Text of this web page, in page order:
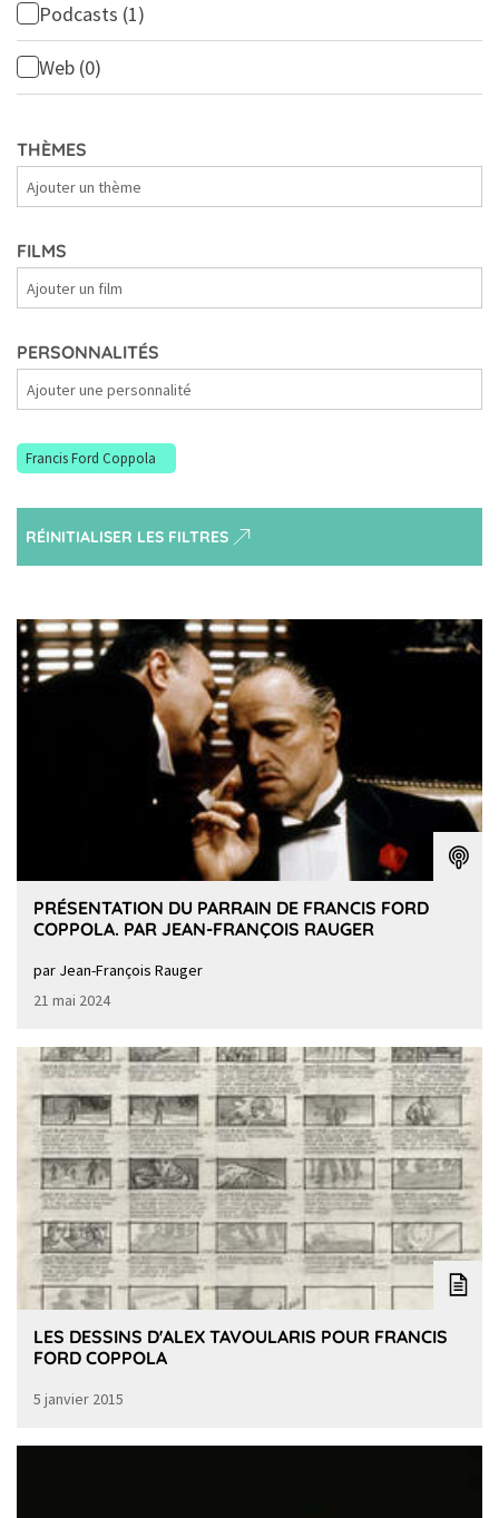
Podcasts (1)
Web (0)
THÈMES
FILMS
PERSONNALITÉS
Francis Ford Coppola
RÉINITIALISER LES FILTRES
PRÉSENTATION DU PARRAIN DE FRANCIS FORD
COPPOLA. PAR JEAN-FRANÇOIS RAUGER
par Jean-François Rauger
21 mai 2024
LES DESSINS D'ALEX TAVOULARIS POUR FRANCIS
FORD COPPOLA
5 janvier 2015